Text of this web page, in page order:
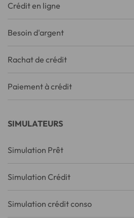
Crédit en ligne
Besoin d'argent
Rachat de crédit
Paiement à crédit
SIMULATEURS
Simulation Prêt
Simulation Crédit
Simulation crédit conso